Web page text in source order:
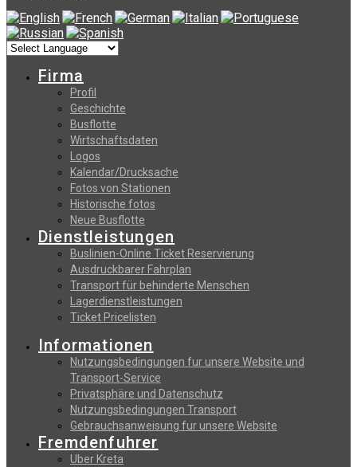
Firma
Profil
Geschichte
Busflotte
Wirtschaftsdaten
Logos
Kalendar/Drucksache
Fotos von Stationen
Historische fotos
Neue Busflotte
Dienstleistungen
Buslinien-Online Ticket Reservierung
Αusdruckbarer Fahrplan
Transport für behinderte Menschen
Lagerdienstleistungen
Ticket Pricelisten
Informationen
Nutzungsbedingungen fur unsere Website und
Transport-Service
Privatsphäre und Datenschutz
Nutzungsbedingungen Transport
Gebrauchsanweisung fur unsere Website
Fremdenfuhrer
Uber Kreta